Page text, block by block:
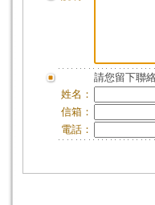
請您留下聯
姓名：
信箱：
電話：